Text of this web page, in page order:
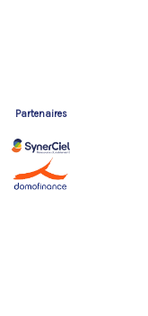
Partenaires